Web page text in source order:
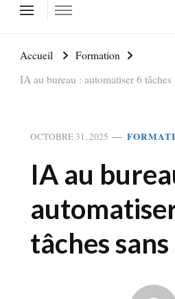
Accueil
Formation
IA au bureau : automatiser 6 tâches
OCTOBRE 31, 2025
IA au
tâches